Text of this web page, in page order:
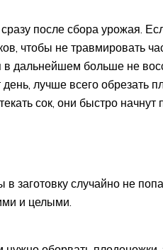
после сбора урожая.
чтобы не травмировать
дальнейшем больше не
день, лучше всего обрезать
сок, они быстро начнут
заготовку случайно не
и целыми.